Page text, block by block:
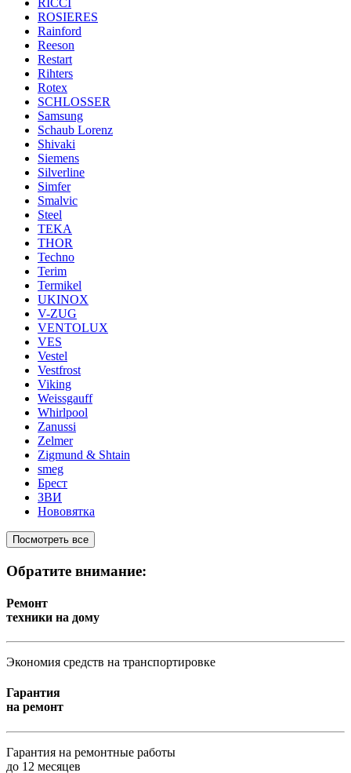
ROSIERES
Rainford
Reeson
Restart
Rihters
Rotex
SCHLOSSER
Samsung
Schaub Lorenz
Shivaki
Siemens
Silverline
Simfer
Smalvic
Steel
TEKA
THOR
Techno
Terim
Termikel
UKINOX
V-ZUG
VENTOLUX
VES
Vestel
Vestfrost
Viking
Weissgauff
Whirlpool
Zanussi
Zelmer
Zigmund & Shtain
smeg
Брест
ЗВИ
Нововятка
Посмотреть все
Обратите внимание:
Ремонт
техники на дому
Экономия средств на транспортировке
Гарантия
на ремонт
Гарантия на ремонтные работы
до 12 месяцев